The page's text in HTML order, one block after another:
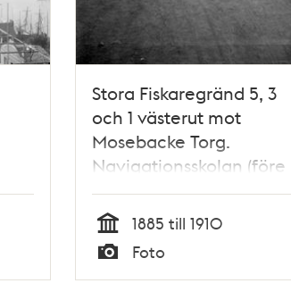
Stora Fiskaregränd 5, 3
och 1 västerut mot
Mosebacke Torg.
Navigationsskolan (före
1907) med
byggnadsställning. Nuv.
Fiskargatan 3 och 1, kv.
Mosebacke
Tid
1885 till 1910
Typ
Foto